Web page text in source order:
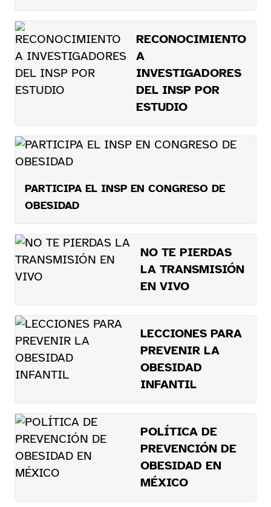
RECONOCIMIENTO
A
INVESTIGADORES
DEL INSP POR
ESTUDIO
PARTICIPA EL INSP EN CONGRESO DE
OBESIDAD
NO TE PIERDAS
LA TRANSMISIÓN
EN VIVO
LECCIONES PARA
PREVENIR LA
OBESIDAD
INFANTIL
POLÍTICA DE
PREVENCIÓN DE
OBESIDAD EN
MÉXICO